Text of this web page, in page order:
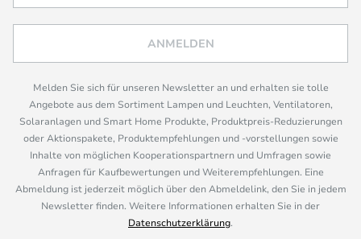
ANMELDEN
Melden Sie sich für unseren Newsletter an und erhalten sie tolle
Angebote aus dem Sortiment Lampen und Leuchten, Ventilatoren,
Solaranlagen und Smart Home Produkte, Produktpreis-Reduzierungen
oder Aktionspakete, Produktempfehlungen und -vorstellungen sowie
Inhalte von möglichen Kooperationspartnern und Umfragen sowie
Anfragen für Kaufbewertungen und Weiterempfehlungen. Eine
Abmeldung ist jederzeit möglich über den Abmeldelink, den Sie in jedem
Newsletter finden. Weitere Informationen erhalten Sie in der
Datenschutzerklärung.